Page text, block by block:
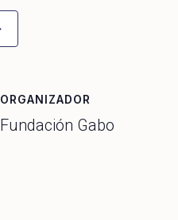
ORGANIZADOR
Fundación Gabo